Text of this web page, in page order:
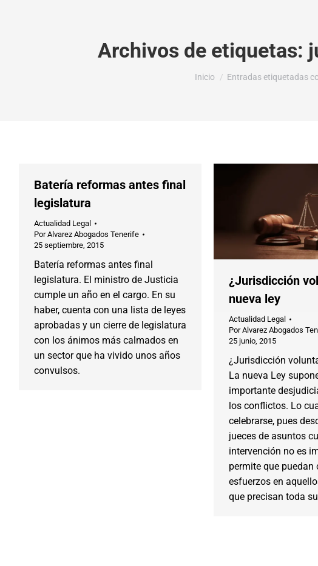
Archivos de etiquetas:
Estás aquí:
Inicio Entradas etiquetadas
Batería reformas antes final
legislatura
Actualidad Legal
PorAlvarez Abogados Tenerife
25 septiembre, 2015
Batería reformas antes final
legislatura. El ministro de Justicia
cumple un año en el cargo. En su
haber, cuenta con una lista de leyes
aprobadas y un cierre de legislatura
con los ánimos más calmados en
un sector que ha vivido unos años
convulsos.
¿Jurisdicción
nueva ley
Actualidad Legal
PorAlvarez Abogados
25 junio, 2015
¿Jurisdicción
La nueva Ley
importante
los conflictos. Lo
celebrarse, pues
jueces de asuntos
intervención no es
permite que puedan
esfuerzos en
que precisan toda